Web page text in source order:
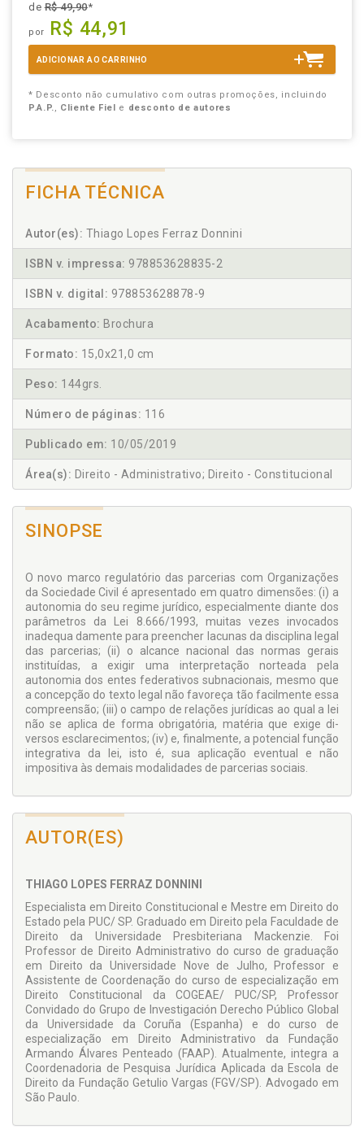
deR$ 49,90*
por R$ 44,91
ADICIONAR AO CARRINHO
* Desconto não cumulativo com outras promoções, incluindo
P.A.P., Cliente Fiel e desconto de autores
FICHA TÉCNICA
Autor(es): Thiago Lopes Ferraz Donnini
ISBN v. impressa: 978853628835-2
ISBN v. digital: 978853628878-9
Acabamento: Brochura
Formato: 15,0x21,0 cm
Peso: 144grs.
Número de páginas: 116
Publicado em: 10/05/2019
Área(s): Direito - Administrativo; Direito - Constitucional
SINOPSE
O novo marco regulatório das parcerias com Organizações
da Sociedade Civil é apresentado em quatro dimensões: (i) a
autonomia do seu regime jurídico, especialmente diante dos
parâmetros da Lei 8.666/1993, muitas vezes invocados
inadequa damente para preencher lacunas da disciplina legal
das parcerias; (ii) o alcance nacional das normas gerais
instituídas, a exigir uma interpretação nor­teada pela
autonomia dos entes federativos subnacionais, mesmo que
a concepção do texto legal não favoreça tão facilmente essa
compreensão; (iii) o campo de relações jurídicas ao qual a lei
não se aplica de forma obrigatória, matéria que exige di­
versos esclarecimentos; (iv) e, finalmente, a potencial função
integrativa da lei, isto é, sua aplicação eventual e não
impositiva às demais modalidades de parcerias sociais.
AUTOR(ES)
THIAGO LOPES FERRAZ DONNINI
Especialista em Direito Constitucional e Mestre em Direito do
Estado pela PUC/ SP. Graduado em Direito pela Faculdade de
Direito da Universidade Presbiteriana Mackenzie. Foi
Professor de Direito Administrativo do curso de graduação
em Direito da Universidade Nove de Julho, Professor e
Assistente de Coordenação do curso de especialização em
Direito Constitucional da COGEAE/ PUC/SP, Professor
Convidado do Grupo de Investigación Derecho Público Global
da Universidade da Coruña (Espanha) e do curso de
especialização em Direito Administrativo da Fundação
Armando Álvares Penteado (FAAP). Atualmente, integra a
Coordenadoria de Pesqui­sa Jurídica Aplicada da Es­cola de
Direito da Fundação Getulio Vargas (FGV/SP). Advogado em
São Paulo.